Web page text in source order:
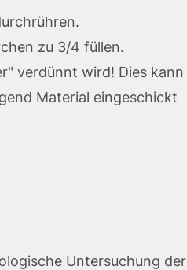
zu 3/4 füllen.
verdünnt wird! Dies kann
Material eingeschickt
Untersuchung der